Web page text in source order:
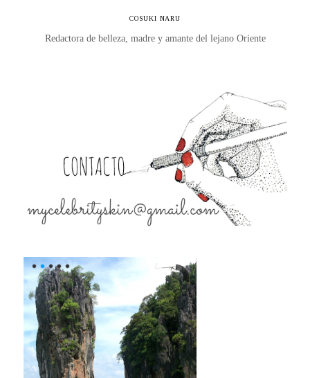
COSUKI NARU
Redactora de belleza, madre y amante del lejano Oriente